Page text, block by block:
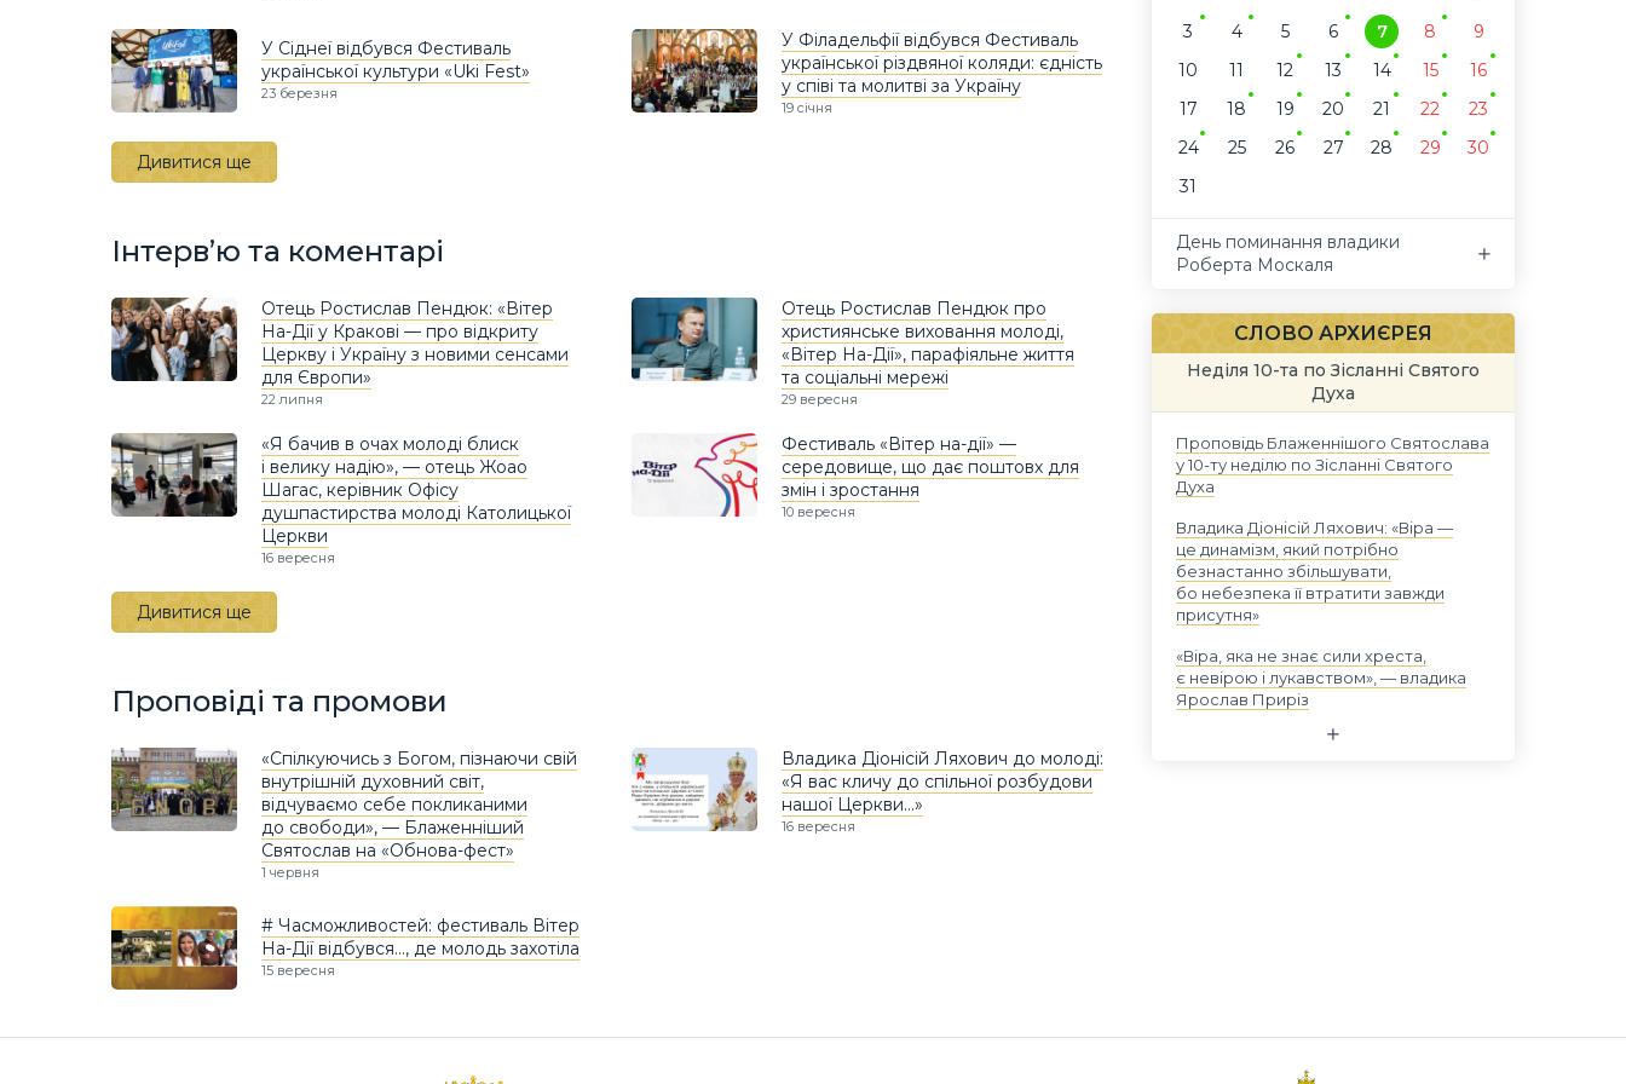
У Сіднеї відбувся Фестиваль
української культури «Uki Fest»
23 березня
У Філадельфії відбувся Фестиваль
української різдвяної коляди: єдність
у співі та молитві за Україну
19 січня
Дивитися ще
Інтерв’ю та коментарі
Отець Ростислав Пендюк: «Вітер
На-Дії у Кракові — про відкриту
Церкву і Україну з новими сенсами
для Європи»
22 липня
Отець Ростислав Пендюк про
християнське виховання молоді,
«Вітер На-Дії», парафіяльне життя
та соціальні мережі
29 вересня
«Я бачив в очах молоді блиск
і велику надію», — отець Жоао
Шагас, керівник Офісу
душпастирства молоді Католицької
Церкви
16 вересня
Фестиваль «Вітер на-дії» —
середовище, що дає поштовх для
змін і зростання
10 вересня
Дивитися ще
Проповіді та промови
«Спілкуючись з Богом, пізнаючи свій
внутрішній духовний світ,
відчуваємо себе покликаними
до свободи», — Блаженніший
Святослав на «Обнова-фест»
1 червня
Владика Діонісій Ляхович до молоді:
«Я вас кличу до спільної розбудови
нашої Церкви…»
16 вересня
# Часможливостей: фестиваль Вітер
На-Дії відбувся…, де молодь захотіла
15 вересня
3
4 5 6 7 8
9
10
11 12 13 14 15
16
17
18 19 20 21 22
23
24
25 26 27 28 29
30
31
День поминання владики
Роберта Москаля
СЛОВО АРХИЄРЕЯ
Неділя 10-та по Зісланні Святого
Духа
Проповідь Блаженнішого Святослава
у 10-ту неділю по Зісланні Святого
Духа
Владика Діонісій Ляхович: «Віра —
це динамізм, який потрібно
безнастанно збільшувати,
бо небезпека її втратити завжди
присутня»
«Віра, яка не знає сили хреста,
є невірою і лукавством», — владика
Ярослав Приріз